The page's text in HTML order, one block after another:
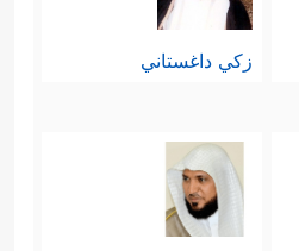
زكي داغستاني